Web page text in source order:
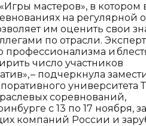
мастеров», в котором
на регулярной
им оценить свои
по отрасли.
профессионализма и
число участников
– подчеркнула
университета
соревнований,
с 13 по 17 ноября,
компаний России и